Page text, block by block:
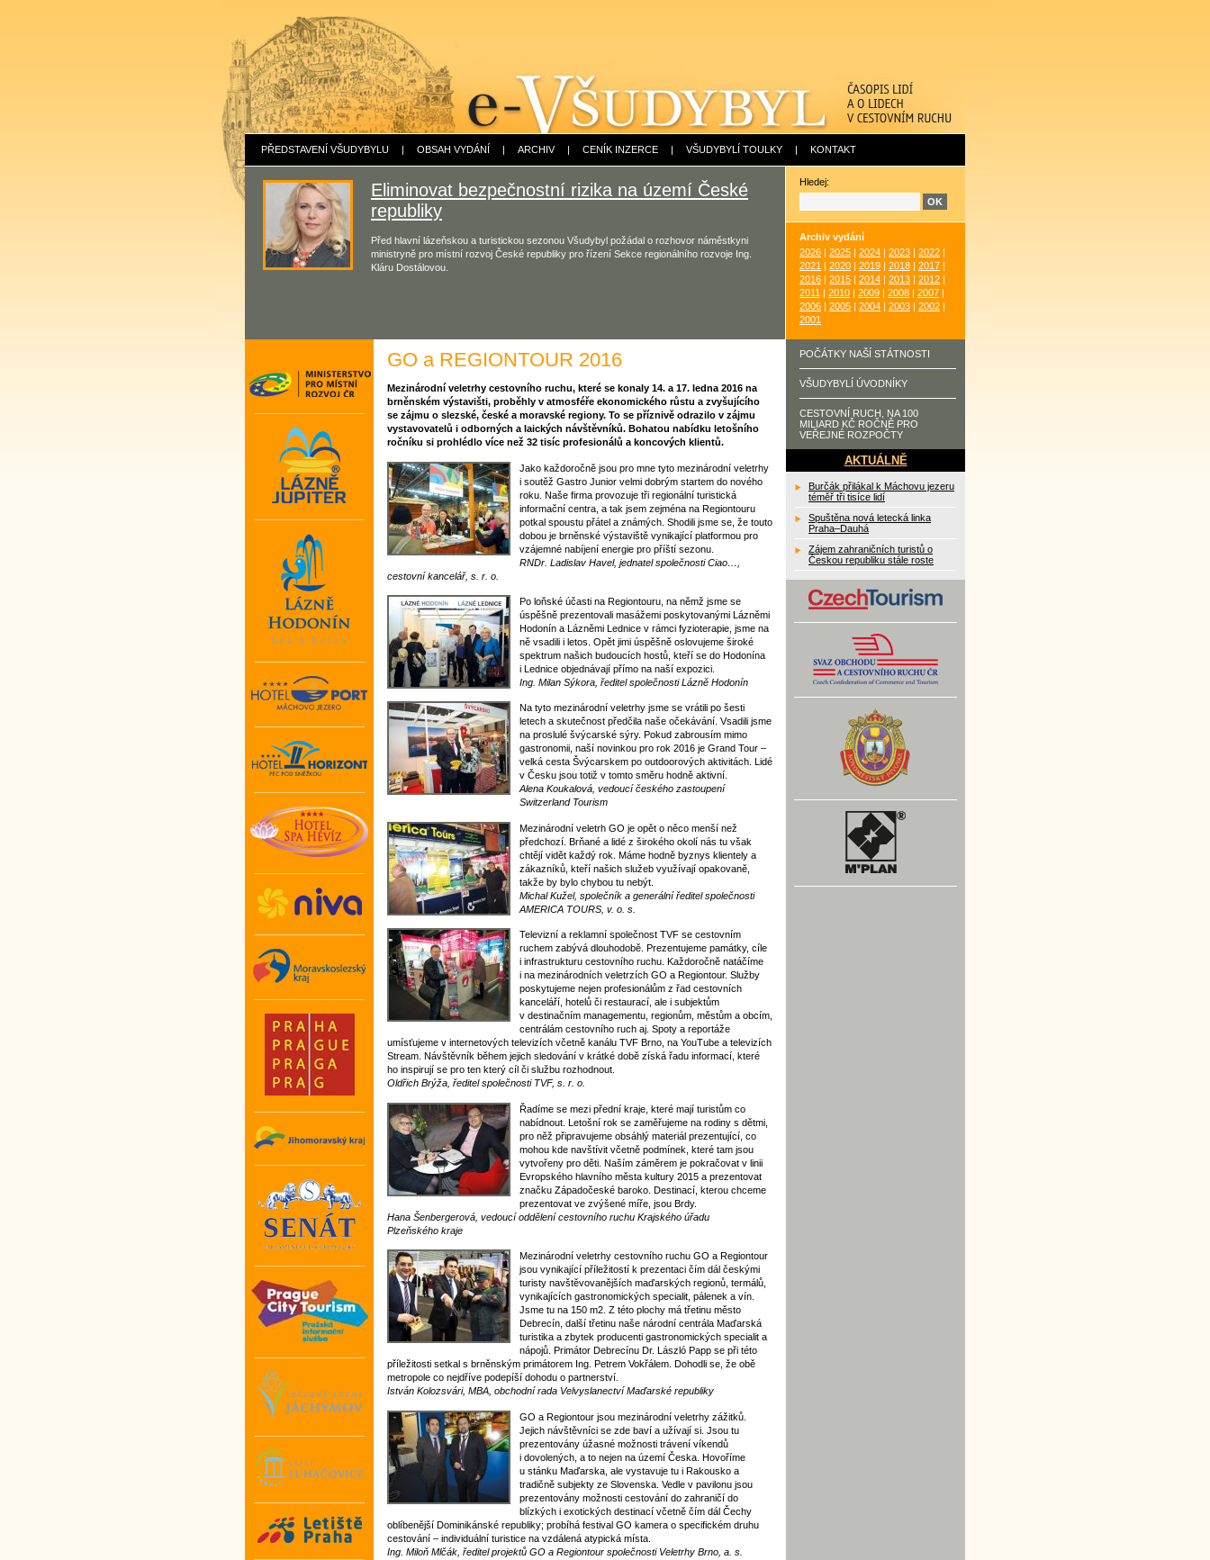
PŘEDSTAVENÍ VŠUDYBYLU | OBSAH VYDÁNÍ | ARCHIV | CENÍK INZERCE | VŠUDYBYLÍ TOULKY | KONTAKT
Eliminovat bezpečnostní rizika na území České
republiky
Před hlavní lázeňskou a turistickou sezonou Všudybyl požádal o rozhovor náměstkyni
ministryně pro místní rozvoj České republiky pro řízení Sekce regionálního rozvoje Ing.
Kláru Dostálovou.
Hledej:
Archiv vydání
2026
2025 2024 2023 2022
2021
2020 2019 2018 2017
2016
2015 2014 2013 2012
2011
2010 2009 2008 2007
2006
2005 2004 2003 2002
2001
GO a REGIONTOUR 2016
Mezinárodní veletrhy cestovního ruchu, které se konaly 14. a 17. ledna 2016 na
brněnském výstavišti, proběhly v atmosféře ekonomického růstu a zvyšujícího
se zájmu o slezské, české a moravské regiony. To se příznivě odrazilo v zájmu
vystavovatelů i odborných a laických návštěvníků. Bohatou nabídku letošního
ročníku si prohlédlo více než 32 tisíc profesionálů a koncových klientů.
Jako každoročně jsou pro mne tyto mezinárodní veletrhy
i soutěž Gastro Junior velmi dobrým startem do nového
roku. Naše firma provozuje tři regionální turistická
informační centra, a tak jsem zejména na Regiontouru
potkal spoustu přátel a známých. Shodili jsme se, že touto
dobou je brněnské výstaviště vynikající platformou pro
vzájemné nabíjení energie pro příští sezonu.
RNDr. Ladislav Havel, jednatel společnosti Ciao…,
cestovní kancelář, s. r. o.
Po loňské účasti na Regiontouru, na němž jsme se
úspěšně prezentovali masážemi poskytovanými Lázněmi
Hodonín a Lázněmi Lednice v rámci fyzioterapie, jsme na
ně vsadili i letos. Opět jimi úspěšně oslovujeme široké
spektrum našich budoucích hostů, kteří se do Hodonína
i Lednice objednávají přímo na naší expozici.
Ing. Milan Sýkora, ředitel společnosti Lázně Hodonín
Na tyto mezinárodní veletrhy jsme se vrátili po šesti
letech a skutečnost předčila naše očekávání. Vsadili jsme
na proslulé švýcarské sýry. Pokud zabrousím mimo
gastronomii, naší novinkou pro rok 2016 je Grand Tour –
velká cesta Švýcarskem po outdoorových aktivitách. Lidé
v Česku jsou totiž v tomto směru hodně aktivní.
Alena Koukalová, vedoucí českého zastoupení
Switzerland Tourism
Mezinárodní veletrh GO je opět o něco menší než
předchozí. Brňané a lidé z širokého okolí nás tu však
chtějí vidět každý rok. Máme hodně byznys klientely a
zákazníků, kteří našich služeb využívají opakovaně,
takže by bylo chybou tu nebýt.
Michal Kužel, společník a generální ředitel společnosti
AMERICA TOURS, v. o. s.
Televizní a reklamní společnost TVF se cestovním
ruchem zabývá dlouhodobě. Prezentujeme památky, cíle
i infrastrukturu cestovního ruchu. Každoročně natáčíme
i na mezinárodních veletrzích GO a Regiontour. Služby
poskytujeme nejen profesionálům z řad cestovních
kanceláří, hotelů či restaurací, ale i subjektům
v destinačním managementu, regionům, městům a obcím,
centrálám cestovního ruch aj. Spoty a reportáže
umísťujeme v internetových televizích včetně kanálu TVF Brno, na YouTube a televizích
Stream. Návštěvník během jejich sledování v krátké době získá řadu informací, které
ho inspirují se pro ten který cíl či službu rozhodnout.
Oldřich Brýža, ředitel společnosti TVF, s. r. o.
Řadíme se mezi přední kraje, které mají turistům co
nabídnout. Letošní rok se zaměřujeme na rodiny s dětmi,
pro něž připravujeme obsáhlý materiál prezentující, co
mohou kde navštívit včetně podmínek, které tam jsou
vytvořeny pro děti. Naším záměrem je pokračovat v linii
Evropského hlavního města kultury 2015 a prezentovat
značku Západočeské baroko. Destinací, kterou chceme
prezentovat ve zvýšené míře, jsou Brdy.
Hana Šenbergerová, vedoucí oddělení cestovního ruchu Krajského úřadu
Plzeňského kraje
Mezinárodní veletrhy cestovního ruchu GO a Regiontour
jsou vynikající příležitostí k prezentaci čím dál českými
turisty navštěvovanějších maďarských regionů, termálů,
vynikajících gastronomických specialit, pálenek a vín.
Jsme tu na 150 m2. Z této plochy má třetinu město
Debrecín, další třetinu naše národní centrála Maďarská
turistika a zbytek producenti gastronomických specialit a
nápojů. Primátor Debrecínu Dr. László Papp se při této
příležitosti setkal s brněnským primátorem Ing. Petrem Vokřálem. Dohodli se, že obě
metropole co nejdříve podepíší dohodu o partnerství.
István Kolozsvári, MBA, obchodní rada Velvyslanectví Maďarské republiky
GO a Regiontour jsou mezinárodní veletrhy zážitků.
Jejich návštěvníci se zde baví a užívají si. Jsou tu
prezentovány úžasné možnosti trávení víkendů
i dovolených, a to nejen na území Česka. Hovoříme
u stánku Maďarska, ale vystavuje tu i Rakousko a
tradičně subjekty ze Slovenska. Vedle v pavilonu jsou
prezentovány možnosti cestování do zahraničí do
blízkých i exotických destinací včetně čím dál Čechy
oblíbenější Dominikánské republiky; probíhá festival GO kamera o specifickém druhu
cestování – individuální turistice na vzdálená atypická místa.
Ing. Miloň Mlčák, ředitel projektů GO a Regiontour společnosti Veletrhy Brno, a. s.
POČÁTKY NAŠÍ STÁTNOSTI
VŠUDYBYLÍ ÚVODNÍKY
CESTOVNÍ RUCH, NA 100
MILIARD KČ ROČNĚ PRO
VEŘEJNÉ ROZPOČTY
AKTUÁLNĚ
Burčák přilákal k Máchovu jezeru
téměř tři tisíce lidí
Spuštěna nová letecká linka
Praha–Dauhá
Zájem zahraničních turistů o
Českou republiku stále roste